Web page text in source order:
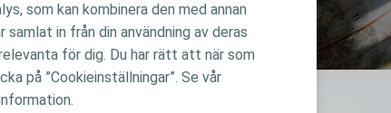
som kan kombinera den med annan
in från din användning av deras
för dig. Du har rätt att när som
på ”Cookieinställningar”. Se vår
för dig och din
självkateterisering i ditt liv
en
Resecertifikat